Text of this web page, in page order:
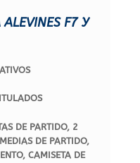
F7 Y
DE PARTIDO, 2
DE PARTIDO,
CAMISETA DE